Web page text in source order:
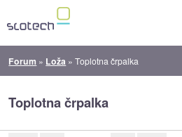
Forum » Loža »Toplotna črpalka
Toplotna črpalka